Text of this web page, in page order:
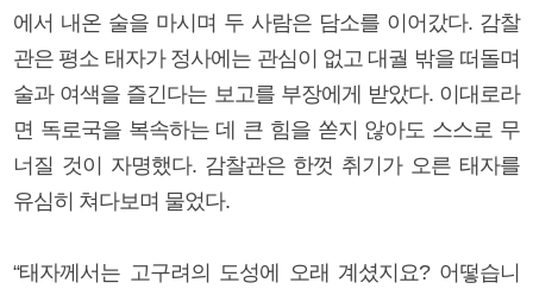
에서 내온 술을 마시며 두 사람은 담소를 이어갔다. 감찰
관은 평소 태자가 정사에는 관심이 없고 대궐 밖을 떠돌며
술과 여색을 즐긴다는 보고를 부장에게 받았다. 이대로라
면 독로국을 복속하는 데 큰 힘을 쏟지 않아도 스스로 무
너질 것이 자명했다. 감찰관은 한껏 취기가 오른 태자를
유심히 쳐다보며 물었다.
“태자께서는 고구려의 도성에 오래 계셨지요? 어떻습니